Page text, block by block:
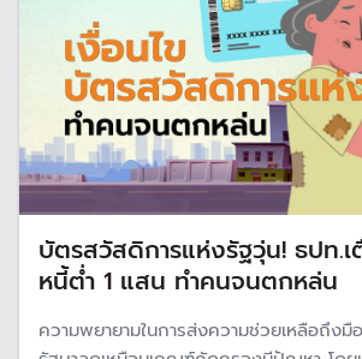
บัตรสวัสดิการแห่งรัฐวุ่น! ธปท.เ
หนี้ต่ำ 1 แสน ทำคนจนตกหล่น
ความพยายามในการส่งความช่วยเหลือถึง